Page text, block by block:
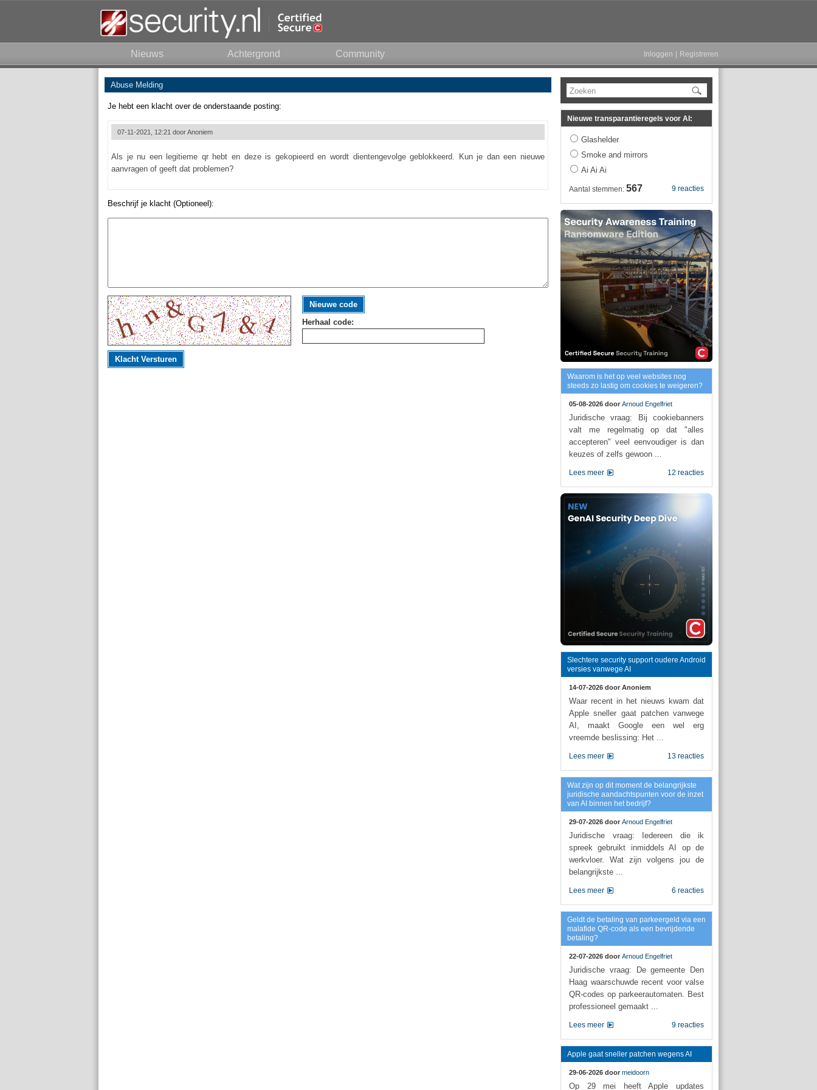
Nieuws Achtergrond Community Inloggen Registreren
Abuse Melding
Je hebt een klacht over de onderstaande posting:
07-11-2021, 12:21 doorAnoniem
Als je nu een legitieme qr hebt en deze is gekopieerd en wordt dientengevolge geblokkeerd. Kun je dan een nieuwe
aanvragen of geeft dat problemen?
Beschrijf je klacht (Optioneel):
Nieuwe code
Herhaal code:
Klacht Versturen
Zoeken
Nieuwe transparantieregels voor AI:
Glashelder
Smoke and mirrors
Ai Ai Ai
9 reacties
Aantal stemmen: 567
Waarom is het op veel websites nog
steeds zo lastig om cookies te weigeren?
05-08-2026 door Arnoud Engelfriet
Juridische vraag: Bij cookiebanners
valt me regelmatig op dat "alles
accepteren" veel eenvoudiger is dan
keuzes of zelfs gewoon ...
12 reacties
Lees meer
Slechtere security support oudere Android
versies vanwege AI
14-07-2026 door Anoniem
Waar recent in het nieuws kwam dat
Apple sneller gaat patchen vanwege
AI, maakt Google een wel erg
vreemde beslissing: Het ...
13 reacties
Lees meer
Wat zijn op dit moment de belangrijkste
juridische aandachtspunten voor de inzet
van AI binnen het bedrijf?
29-07-2026 door Arnoud Engelfriet
Juridische vraag: Iedereen die ik
spreek gebruikt inmiddels AI op de
werkvloer. Wat zijn volgens jou de
belangrijkste ...
6 reacties
Lees meer
Geldt de betaling van parkeergeld via een
malafide QR-code als een bevrijdende
betaling?
22-07-2026 door Arnoud Engelfriet
Juridische vraag: De gemeente Den
Haag waarschuwde recent voor valse
QR-codes op parkeerautomaten. Best
professioneel gemaakt ...
9 reacties
Lees meer
Apple gaat sneller patchen wegens AI
29-06-2026 door meidoorn
Op 29 mei heeft Apple updates